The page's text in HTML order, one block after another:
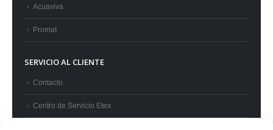
Acuaviva
Promat
SERVICIO AL CLIENTE
Contacto
Centro de Servicio Etex
Preguntas frecuentes